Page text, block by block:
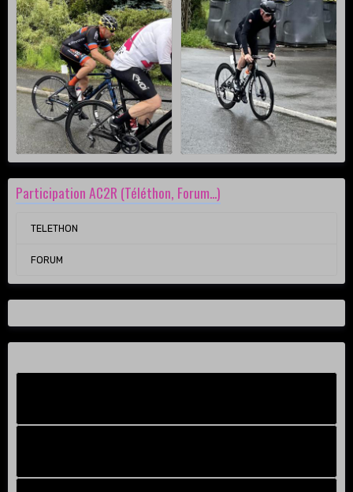
Participation AC2R (Téléthon, Forum...)
TELETHON
FORUM